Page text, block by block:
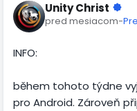
Unity Christ
pred mesiacom-
INFO:
během tohoto týdne
pro Android. Zároveň